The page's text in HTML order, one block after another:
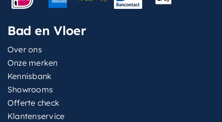
Bad en Vloer
Over ons
Onze merken
Kennisbank
Showrooms
Offerte check
Klantenservice